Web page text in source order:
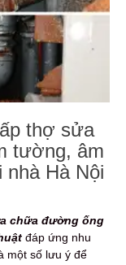
thợ sửa
tường, âm
nhà Hà Nội
chữa đường ống
đáp ứng nhu
một số lưu ý để